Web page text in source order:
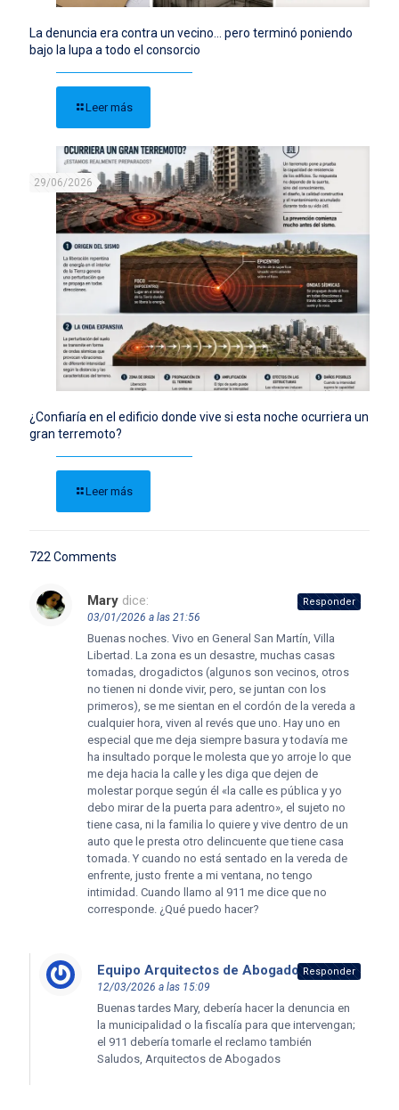
La denuncia era contra un vecino… pero terminó poniendo
bajo la lupa a todo el consorcio
Leer más
29/06/2026
¿Confiaría en el edificio donde vive si esta noche ocurriera un
gran terremoto?
Leer más
722 Comments
Mary dice:
03/01/2026 a las 21:56
Buenas noches. Vivo en General San Martín, Villa
Libertad. La zona es un desastre, muchas casas
tomadas, drogadictos (algunos son vecinos, otros
no tienen ni donde vivir, pero, se juntan con los
primeros), se me sientan en el cordón de la vereda a
cualquier hora, viven al revés que uno. Hay uno en
especial que me deja siempre basura y todavía me
ha insultado porque le molesta que yo arroje lo que
me deja hacia la calle y les diga que dejen de
molestar porque según él «la calle es pública y yo
debo mirar de la puerta para adentro», el sujeto no
tiene casa, ni la familia lo quiere y vive dentro de un
auto que le presta otro delincuente que tiene casa
tomada. Y cuando no está sentado en la vereda de
enfrente, justo frente a mi ventana, no tengo
intimidad. Cuando llamo al 911 me dice que no
corresponde. ¿Qué puedo hacer?
Responder
Equipo Arquitectos de Abogados dice:
12/03/2026 a las 15:09
Buenas tardes Mary, debería hacer la denuncia en
la municipalidad o la fiscalía para que intervengan;
el 911 debería tomarle el reclamo también
Saludos, Arquitectos de Abogados
Responder